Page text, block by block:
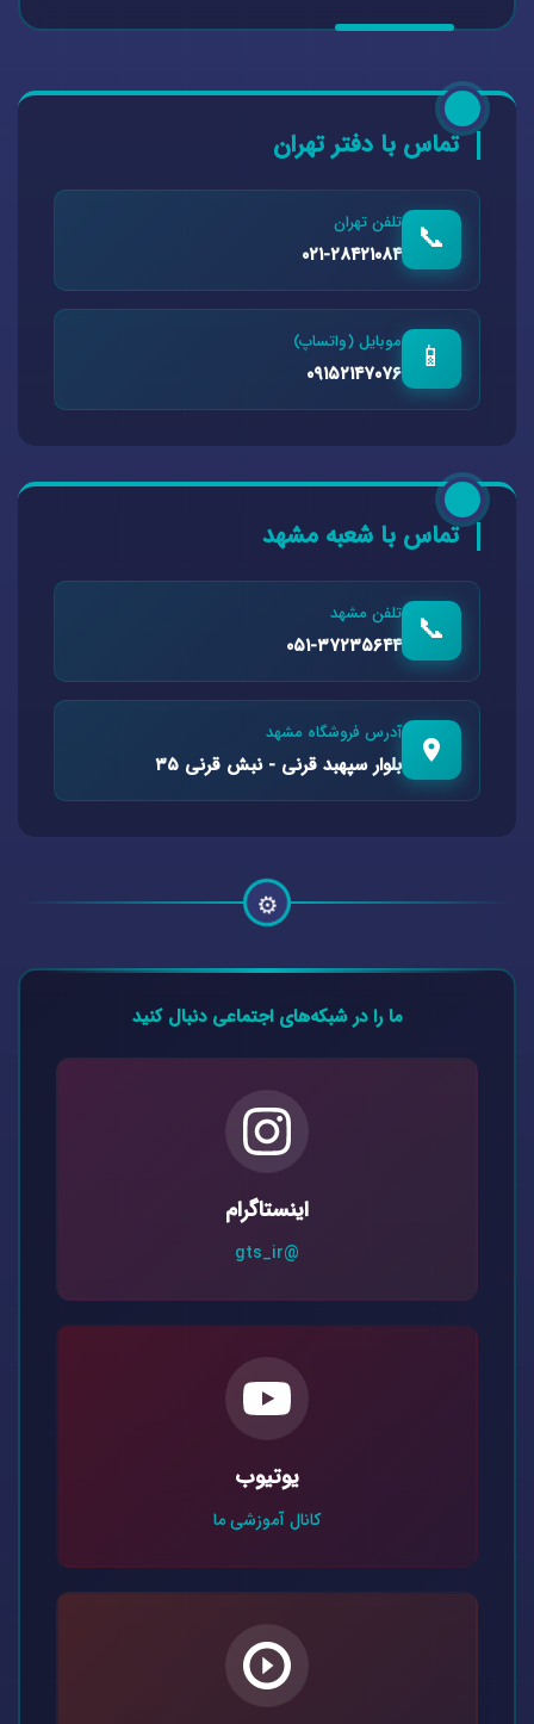
تماس با دفتر تهران
📞 تلفن تهران
۰۲۱-۲۸۴۲۱۰۸۴
📱 موبایل (واتساپ)
۰۹۱۵۲۱۴۷۰۷۶
تماس با شعبه مشهد
📞 تلفن مشهد
۰۵۱-۳۷۲۳۵۶۴۴
آدرس فروشگاه مشهد
بلوار سپهبد قرنی - نبش قرنی ۳۵
⚙️
ما را در شبکه‌های اجتماعی دنبال کنید
اینستاگرام
@gts_ir
یوتیوب
کانال آموزشی ما